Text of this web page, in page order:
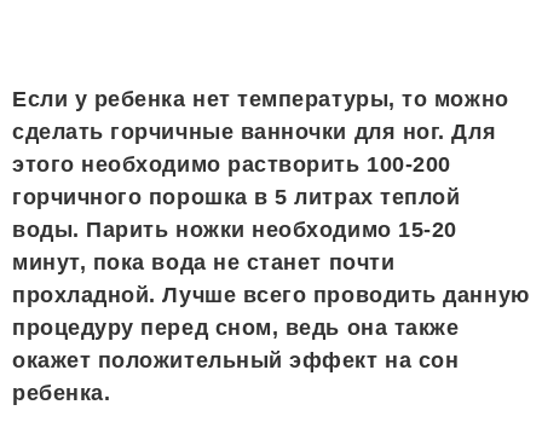
Если у ребенка нет температуры, то можно
сделать горчичные ванночки для ног. Для
этого необходимо растворить 100-200
горчичного порошка в 5 литрах теплой
воды. Парить ножки необходимо 15-20
минут, пока вода не станет почти
прохладной. Лучше всего проводить данную
процедуру перед сном, ведь она также
окажет положительный эффект на сон
ребенка.